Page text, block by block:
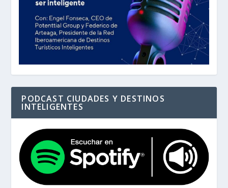
PODCAST CIUDADES Y DESTINOS
INTELIGENTES